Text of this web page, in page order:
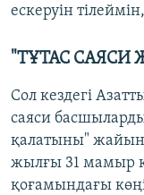
ескеруін
"ТҰТАС
Сол кездегі
саяси
қалатыны"
жылғы 31 мамыр
қоғамындағы